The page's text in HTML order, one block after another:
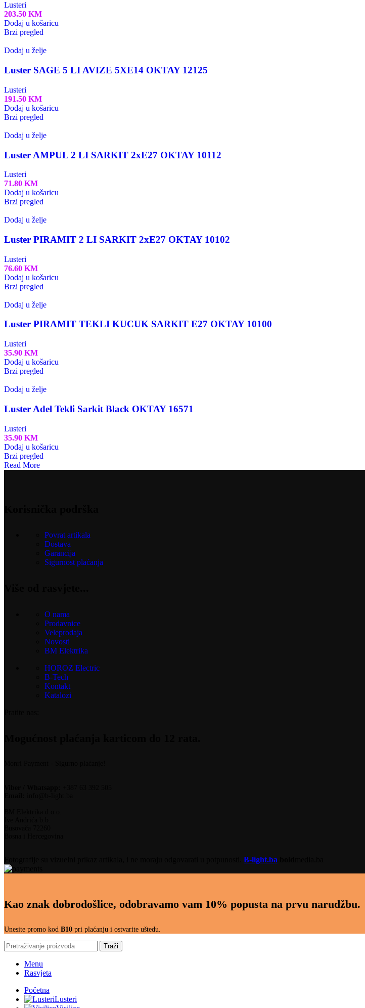
Lusteri
203.50 KM
Dodaj u košaricu
Brzi pregled
Dodaj u želje
Luster SAGE 5 LI AVIZE 5XE14 OKTAY 12125
Lusteri
191.50 KM
Dodaj u košaricu
Brzi pregled
Dodaj u želje
Luster AMPUL 2 LI SARKIT 2xE27 OKTAY 10112
Lusteri
71.80 KM
Dodaj u košaricu
Brzi pregled
Dodaj u želje
Luster PIRAMIT 2 LI SARKIT 2xE27 OKTAY 10102
Lusteri
76.60 KM
Dodaj u košaricu
Brzi pregled
Dodaj u želje
Luster PIRAMIT TEKLI KUCUK SARKIT E27 OKTAY 10100
Lusteri
35.90 KM
Dodaj u košaricu
Brzi pregled
Dodaj u želje
Luster Adel Tekli Sarkit Black OKTAY 16571
Lusteri
35.90 KM
Dodaj u košaricu
Brzi pregled
Read More
Povrat artikala
Dostava
Garancija
Sigurnost plaćanja
O nama
Prodavnice
Veleprodaja
Novosti
BM Elektrika
HOROZ Electric
B-Tech
Kontakt
Katalozi
B-light.ba
Kao znak dobrodošlice, odobravamo vam 10% popusta na prvu narudžbu.
Unesite promo kod B10 pri plaćanju i ostvarite uštedu.
Traži
Menu
Rasvjeta
Početna
Lusteri